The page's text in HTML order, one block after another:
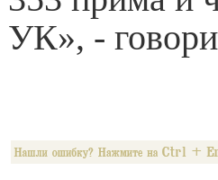
УК», -